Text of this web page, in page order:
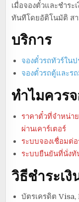
เมื่อจองตั๋วและชำระ
ทันทีโดยอัติโนมัติ ส
บริการ
จองตั๋วรถทัวร์ใน
จองตั๋วรถตู้และร
ทำไมควร
ราคาตั๋วที่จำหน่า
ผ่านเคาร์เตอร์
ระบบจองเชื่อมต่
ระบบยืนยันที่นั่งทั
วิธีชำระเงิ
บัตรเครดิต